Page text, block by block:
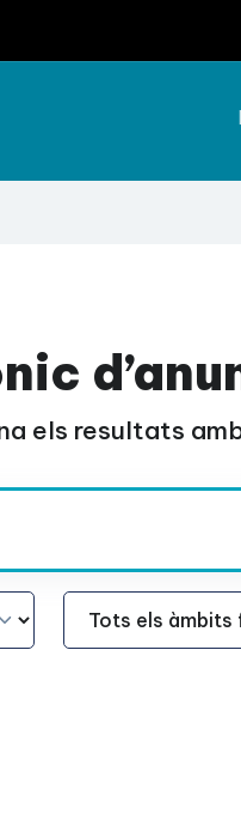
els resultats
Àmbit Funcional